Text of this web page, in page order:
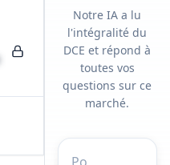
Notre IA a lu
l'intégralité du
DCE et répond à
toutes vos
questions sur ce
marché.